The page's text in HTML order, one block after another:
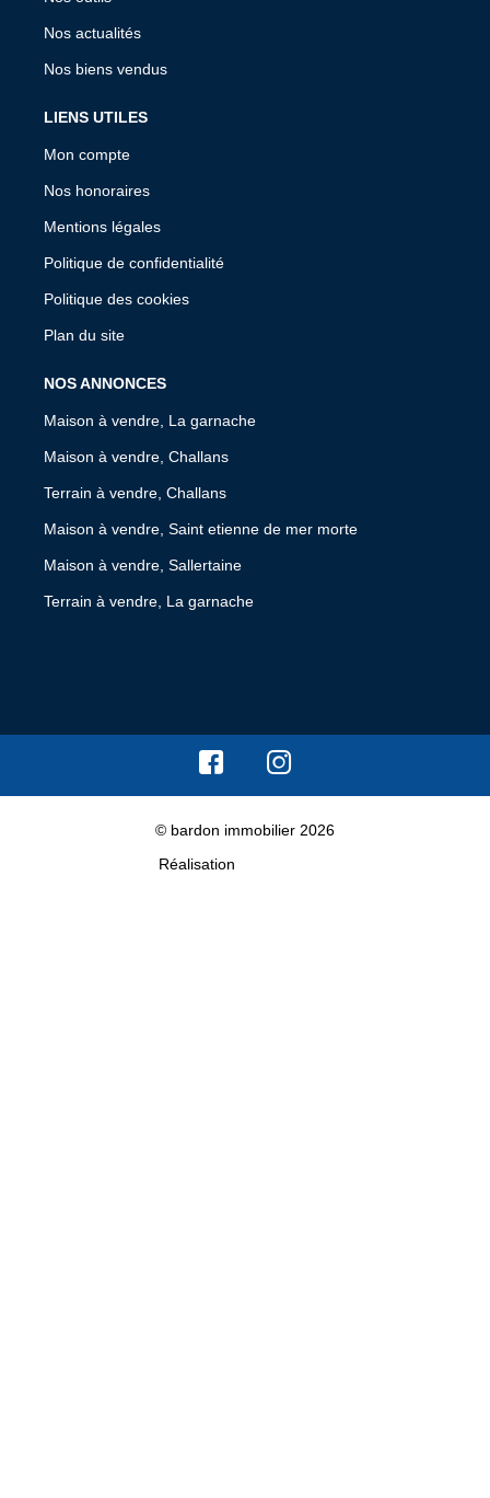
Nos actualités
Nos biens vendus
LIENS UTILES
Mon compte
Nos honoraires
Mentions légales
Politique de confidentialité
Politique des cookies
Plan du site
NOS ANNONCES
Maison à vendre, La garnache
Maison à vendre, Challans
Terrain à vendre, Challans
Maison à vendre, Saint etienne de mer morte
Maison à vendre, Sallertaine
Terrain à vendre, La garnache
© bardon immobilier 2026
Réalisation